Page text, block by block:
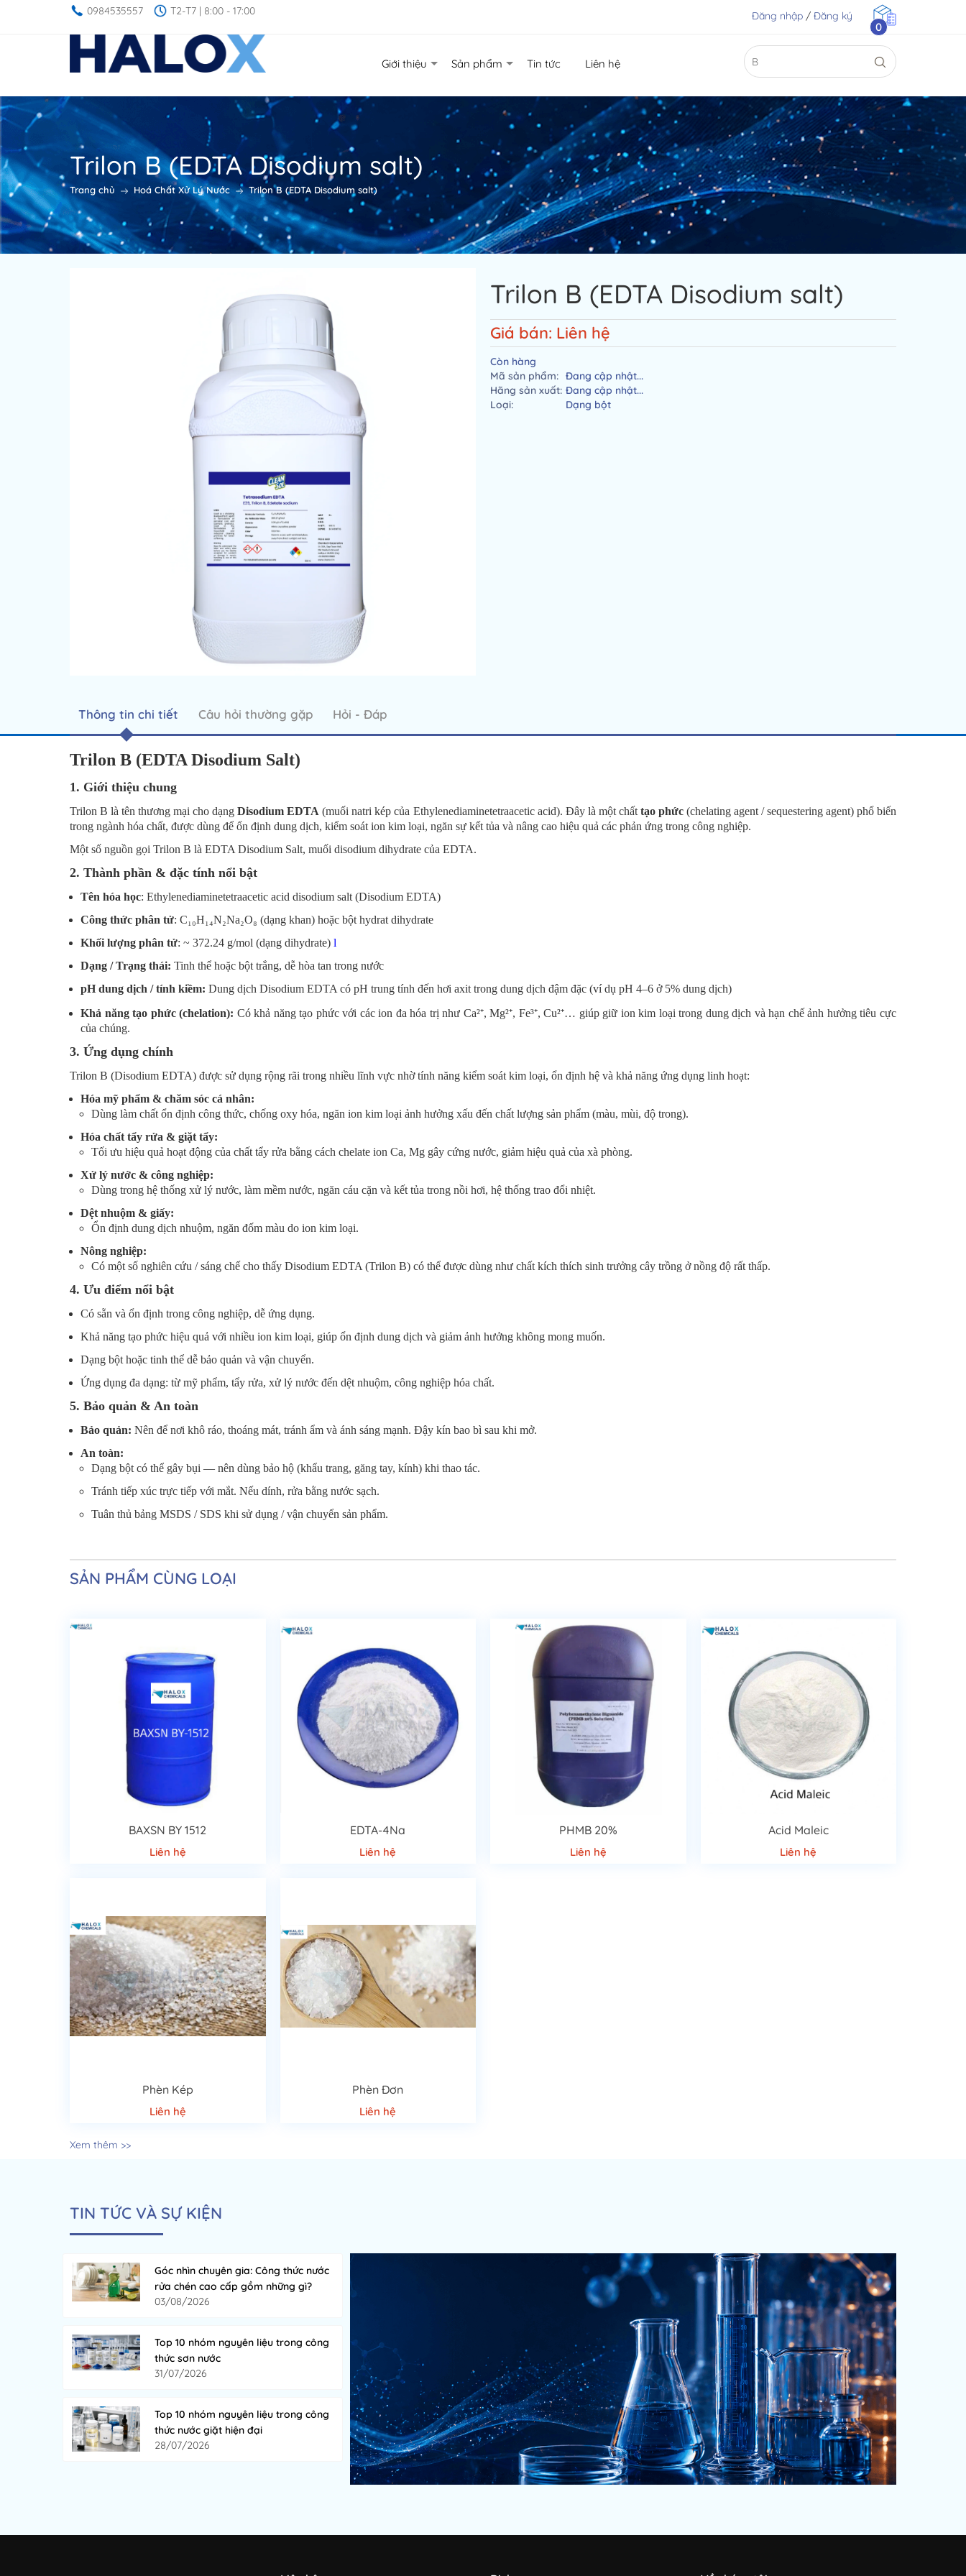
0984535557 T2-T7 | 8:00 - 17:00 Đăng nhập / Đăng ký
0
Giới thiệu Sản phẩm Tin tức Liên hệ
Trilon B (EDTA Disodium salt)
Trang chủ Hoá Chất Xử Lý Nước Trilon B (EDTA Disodium salt)
Trilon B (EDTA Disodium salt)
Giá bán: Liên hệ
Còn hàng
Mã sản phẩm: Đang cập nhật...
Hãng sản xuất: Đang cập nhật...
Loại:
Dạng bột
Thông tin chi tiết Câu hỏi thường gặp Hỏi - Đáp
Trilon B (EDTA Disodium Salt)
1. Giới thiệu chung
Trilon B là tên thương mại cho dạngDisodium EDTA (muối natri kép của Ethylenediaminetetraacetic acid). Đây là một chất tạo phức(chelating agent / sequestering agent) phổ biến
trong ngành hóa chất, được dùng để ổn định dung dịch, kiểm soát ion kim loại, ngăn sự kết tủa và nâng cao hiệu quả các phản ứng trong công nghiệp.
Một số nguồn gọi Trilon B là EDTA Disodium Salt, muối disodium dihydrate của EDTA.
2. Thành phần & đặc tính nổi bật
Tên hóa học: Ethylenediaminetetraacetic acid disodium salt (Disodium EDTA)
Công thức phân tử: C₁₀H₁₄N₂Na₂O₈ (dạng khan) hoặc bột hydrat dihydrate
Khối lượng phân tử: ~ 372.24 g/mol (dạng dihydrate) l
Dạng / Trạng thái: Tinh thể hoặc bột trắng, dễ hòa tan trong nước
pH dung dịch / tính kiềm: Dung dịch Disodium EDTA có pH trung tính đến hơi axit trong dung dịch đậm đặc (ví dụ pH 4–6 ở 5% dung dịch)
Khả năng tạo phức (chelation): Có khả năng tạo phức với các ion đa hóa trị như Ca²⁺, Mg²⁺, Fe³⁺, Cu²⁺… giúp giữ ion kim loại trong dung dịch và hạn chế ảnh hưởng tiêu cực
của chúng.
3. Ứng dụng chính
Trilon B (Disodium EDTA) được sử dụng rộng rãi trong nhiều lĩnh vực nhờ tính năng kiểm soát kim loại, ổn định hệ và khả năng ứng dụng linh hoạt:
Hóa mỹ phẩm & chăm sóc cá nhân:
Dùng làm chất ổn định công thức, chống oxy hóa, ngăn ion kim loại ảnh hưởng xấu đến chất lượng sản phẩm (màu, mùi, độ trong).
Hóa chất tẩy rửa & giặt tẩy:
Tối ưu hiệu quả hoạt động của chất tẩy rửa bằng cách chelate ion Ca, Mg gây cứng nước, giảm hiệu quả của xà phòng.
Xử lý nước & công nghiệp:
Dùng trong hệ thống xử lý nước, làm mềm nước, ngăn cáu cặn và kết tủa trong nồi hơi, hệ thống trao đổi nhiệt.
Dệt nhuộm & giấy:
Ổn định dung dịch nhuộm, ngăn đốm màu do ion kim loại.
Nông nghiệp:
Có một số nghiên cứu / sáng chế cho thấy Disodium EDTA (Trilon B) có thể được dùng như chất kích thích sinh trưởng cây trồng ở nồng độ rất thấp.
4. Ưu điểm nổi bật
Có sẵn và ổn định trong công nghiệp, dễ ứng dụng.
Khả năng tạo phức hiệu quả với nhiều ion kim loại, giúp ổn định dung dịch và giảm ảnh hưởng không mong muốn.
Dạng bột hoặc tinh thể dễ bảo quản và vận chuyển.
Ứng dụng đa dạng: từ mỹ phẩm, tẩy rửa, xử lý nước đến dệt nhuộm, công nghiệp hóa chất.
5. Bảo quản & An toàn
Bảo quản: Nên để nơi khô ráo, thoáng mát, tránh ẩm và ánh sáng mạnh. Đậy kín bao bì sau khi mở.
An toàn:
Dạng bột có thể gây bụi — nên dùng bảo hộ (khẩu trang, găng tay, kính) khi thao tác.
Tránh tiếp xúc trực tiếp với mắt. Nếu dính, rửa bằng nước sạch.
Tuân thủ bảng MSDS / SDS khi sử dụng / vận chuyển sản phẩm.
SẢN PHẨM CÙNG LOẠI
BAXSN BY 1512
Liên hệ
EDTA-4Na
Liên hệ
PHMB 20%
Liên hệ
Acid Maleic
Liên hệ
Phèn Kép
Liên hệ
Phèn Đơn
Liên hệ
Xem thêm >>
TIN TỨC VÀ SỰ KIỆN
Góc nhìn chuyên gia: Công thức nước
rửa chén cao cấp gồm những gì?
03/08/2026
Top 10 nhóm nguyên liệu trong công
thức sơn nước
31/07/2026
Top 10 nhóm nguyên liệu trong công
thức nước giặt hiện đại
28/07/2026